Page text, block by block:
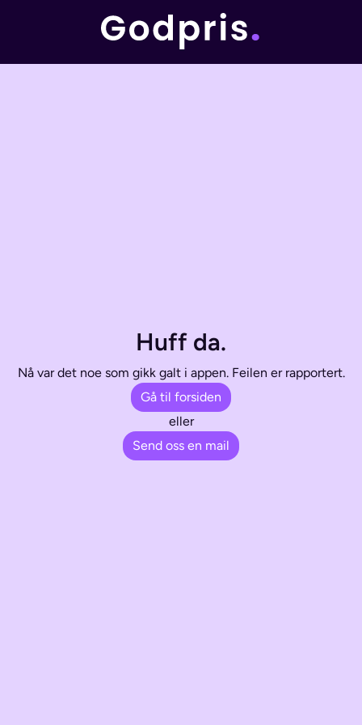
Huff da.
Nå var det noe som gikk galt i appen. Feilen er rapportert.
Gå til forsiden
eller
Send oss en mail